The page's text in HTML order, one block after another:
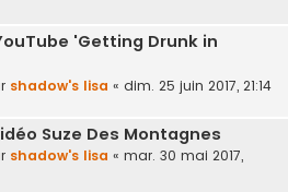
'Getting Drunk in
shadow's lisa « dim. 25 juin 2017, 21:14
Suze Des Montagnes
shadow's lisa « mar. 30 mai 2017,